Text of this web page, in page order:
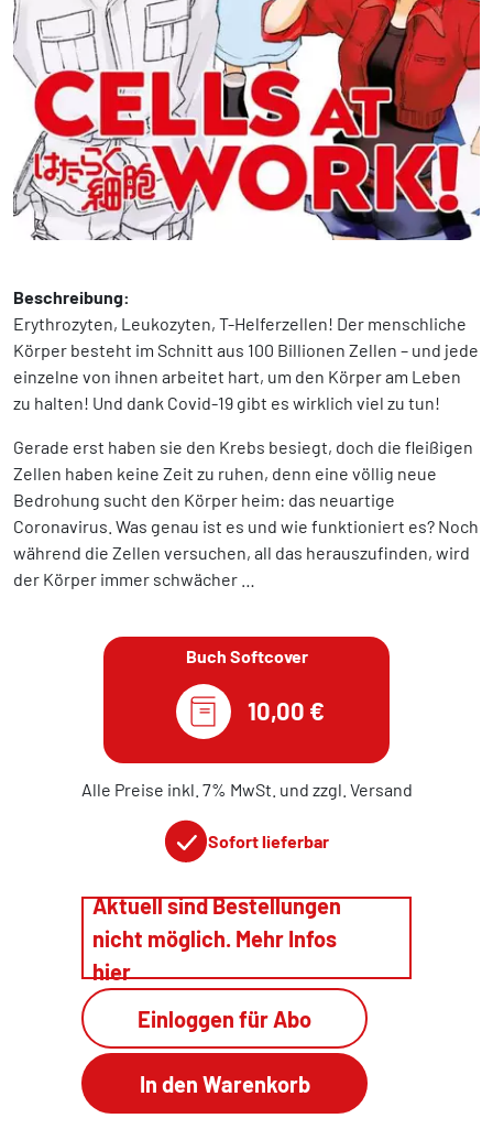
Beschreibung:
Erythrozyten, Leukozyten, T-Helferzellen! Der menschliche
Körper besteht im Schnitt aus 100 Billionen Zellen – und jede
einzelne von ihnen arbeitet hart, um den Körper am Leben
zu halten! Und dank Covid-19 gibt es wirklich viel zu tun!
Gerade erst haben sie den Krebs besiegt, doch die fleißigen
Zellen haben keine Zeit zu ruhen, denn eine völlig neue
Bedrohung sucht den Körper heim: das neuartige
Coronavirus. Was genau ist es und wie funktioniert es? Noch
während die Zellen versuchen, all das herauszufinden, wird
der Körper immer schwächer …
Buch Softcover
10,00 €
Alle Preise inkl. 7% MwSt. und zzgl. Versand
Sofort lieferbar
Aktuell sind Bestellungen
nicht möglich. Mehr Infos
hier
Einloggen für Abo